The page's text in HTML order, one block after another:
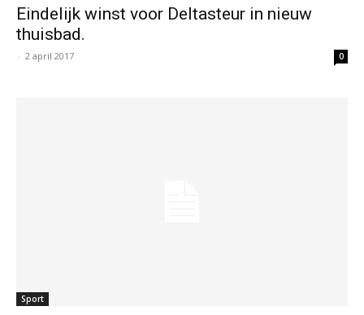
Eindelijk winst voor Deltasteur in nieuw
thuisbad.
- 2 april 2017 0
Sport